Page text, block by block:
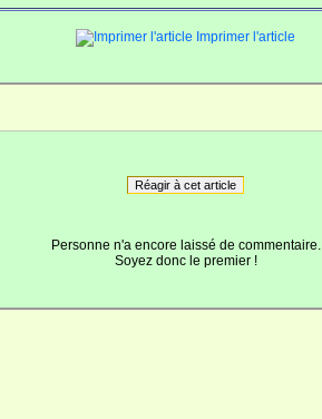
Imprimer l'article
Réagir à cet article
Personne n'a encore laissé de commentaire.
Soyez donc le premier !